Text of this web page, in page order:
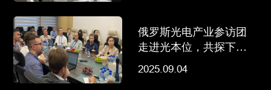
俄罗斯光电产业参访团
走进光本位，共探下一
代AI算力变革
2025.09.04